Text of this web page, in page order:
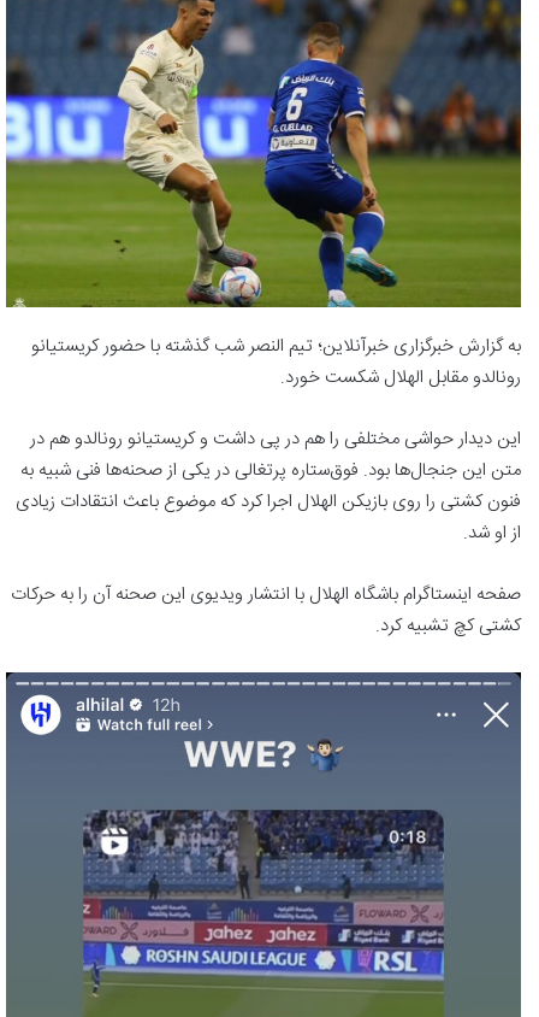
به گزارش خبرگزاری خبرآنلاین؛ تیم النصر شب گذشته با حضور کریستیانو
رونالدو مقابل الهلال شکست خورد.
این دیدار حواشی مختلفی را هم در پی داشت و کریستیانو رونالدو هم در
متن این جنجال‌ها بود. فوق‌ستاره پرتغالی در یکی از صحنه‌ها فنی شبیه به
فنون کشتی را روی بازیکن الهلال اجرا کرد که موضوع باعث انتقادات زیادی
از او شد.
صفحه اینستاگرام باشگاه الهلال با انتشار ویدیوی این صحنه آن را به حرکات
کشتی کچ تشبیه کرد.